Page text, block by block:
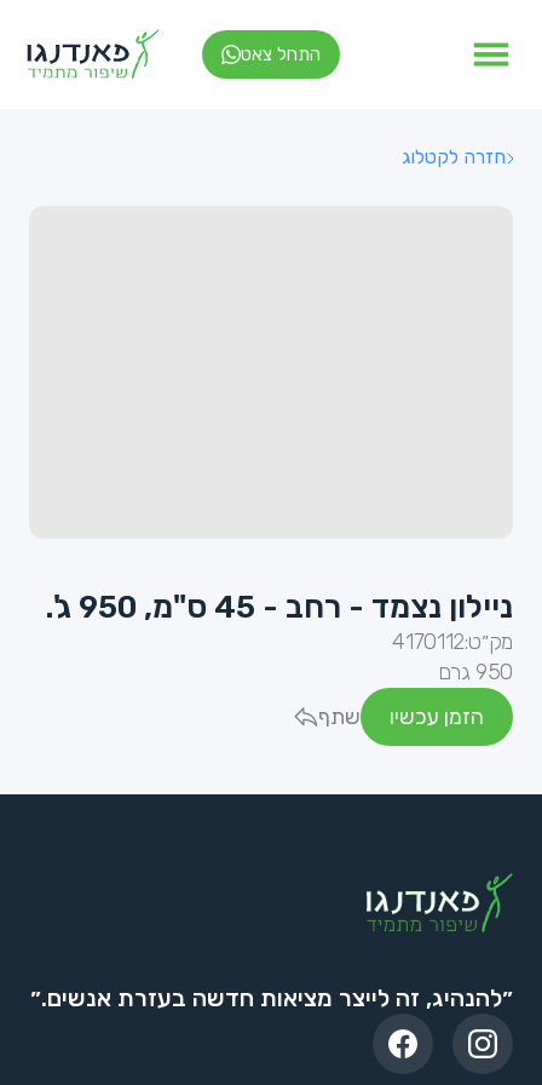
התחל צאט
חזרה לקטלוג
ניילון נצמד - רחב - 45 ס"מ, 950 ג'.
מק״ט:4170112
950 גרם
הזמן עכשיו
שתף
״להנהיג, זה לייצר מציאות חדשה בעזרת אנשים.״